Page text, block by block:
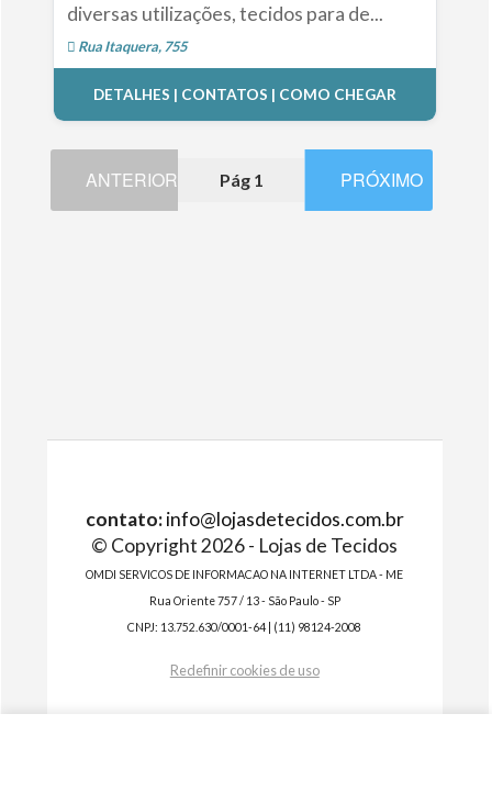
diversas utilizações, tecidos para de...
Rua Itaquera, 755
DETALHES | CONTATOS | COMO CHEGAR
ANTERIOR Pág 1 PRÓXIMO
contato: info@lojasdetecidos.com.br
© Copyright 2026 - Lojas de Tecidos
OMDI SERVICOS DE INFORMACAO NA INTERNET LTDA - ME
Rua Oriente 757 / 13 - São Paulo - SP
CNPJ: 13.752.630/0001-64 | (11) 98124-2008
Redefinir cookies de uso